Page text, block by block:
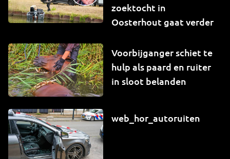
zoektocht in
Oosterhout gaat verder
Voorbijganger schiet te
hulp als paard en ruiter
in sloot belanden
web_hor_autoruiten